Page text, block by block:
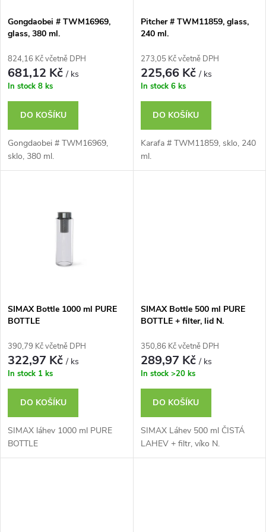
p
r
o
d
u
k
s
p
r
o
d
u
Gongdaobei # TWM16969,
glass, 380 ml.
824,16 Kč včetně DPH
681,12 Kč/ ks
In stock 8 ks
DO KOŠÍKU
Gongdaobei # TWM16969,
sklo, 380 ml.
Pitcher # TWM11859, glass,
240 ml.
273,05 Kč včetně DPH
225,66 Kč/ ks
In stock 6 ks
DO KOŠÍKU
Karafa # TWM11859, sklo, 240
ml.
SIMAX Bottle 1000 ml PURE
BOTTLE
390,79 Kč včetně DPH
322,97 Kč/ ks
In stock 1 ks
DO KOŠÍKU
SIMAX láhev 1000 ml PURE
BOTTLE
SIMAX Bottle 500 ml PURE
BOTTLE + filter, lid N.
350,86 Kč včetně DPH
289,97 Kč/ ks
In stock >20 ks
DO KOŠÍKU
SIMAX Láhev 500 ml ČISTÁ
LAHEV + filtr, víko N.